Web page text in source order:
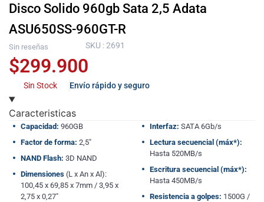
Disco Solido 960gb Sata 2,5 Adata
ASU650SS-960GT-R
Sin reseñas SKU : 2691
$299.900
Sin Stock Envío rápido y seguro
Caracteristicas
Capacidad: 960GB
Factor de forma: 2,5″
NAND Flash: 3D NAND
Dimensiones (L x An x Al):
100,45 x 69,85 x 7mm / 3,95 x
2,75 x 0,27″
Interfaz: SATA 6Gb/s
Lectura secuencial (máx*):
Hasta 520MB/s
Escritura secuencial (máx*):
Hasta 450MB/s
Resistencia a golpes: 1500G /